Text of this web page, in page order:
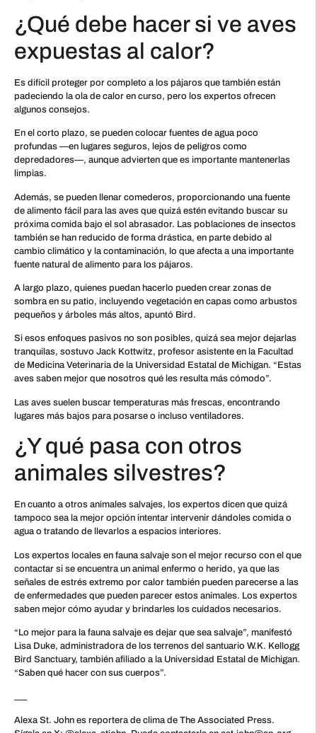
¿Qué debe hacer si ve aves
expuestas al calor?
Es difícil proteger por completo a los pájaros que también están
padeciendo la ola de calor en curso, pero los expertos ofrecen
algunos consejos.
En el corto plazo, se pueden colocar fuentes de agua poco
profundas —en lugares seguros, lejos de peligros como
depredadores—, aunque advierten que es importante mantenerlas
limpias.
Además, se pueden llenar comederos, proporcionando una fuente
de alimento fácil para las aves que quizá estén evitando buscar su
próxima comida bajo el sol abrasador. Las poblaciones de insectos
también se han reducido de forma drástica, en parte debido al
cambio climático y la contaminación, lo que afecta a una importante
fuente natural de alimento para los pájaros.
A largo plazo, quienes puedan hacerlo pueden crear zonas de
sombra en su patio, incluyendo vegetación en capas como arbustos
pequeños y árboles más altos, apuntó Bird.
Si esos enfoques pasivos no son posibles, quizá sea mejor dejarlas
tranquilas, sostuvo Jack Kottwitz, profesor asistente en la Facultad
de Medicina Veterinaria de la Universidad Estatal de Michigan. “Estas
aves saben mejor que nosotros qué les resulta más cómodo”.
Las aves suelen buscar temperaturas más frescas, encontrando
lugares más bajos para posarse o incluso ventiladores.
¿Y qué pasa con otros
animales silvestres?
En cuanto a otros animales salvajes, los expertos dicen que quizá
tampoco sea la mejor opción intentar intervenir dándoles comida o
agua o tratando de llevarlos a espacios interiores.
Los expertos locales en fauna salvaje son el mejor recurso con el que
contactar si se encuentra un animal enfermo o herido, ya que las
señales de estrés extremo por calor también pueden parecerse a las
de enfermedades que pueden parecer estos animales. Los expertos
saben mejor cómo ayudar y brindarles los cuidados necesarios.
“Lo mejor para la fauna salvaje es dejar que sea salvaje”, manifestó
Lisa Duke, administradora de los terrenos del santuario W.K. Kellogg
Bird Sanctuary, también afiliado a la Universidad Estatal de Michigan.
“Saben qué hacer con sus cuerpos”.
Alexa St. John es reportera de clima de The Associated Press.